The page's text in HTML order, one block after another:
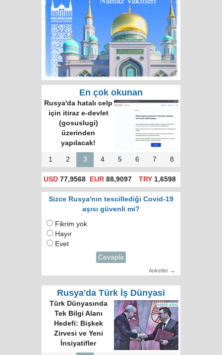
En çok okunan
Rusya'da hatalı celp
için itiraz e-devlet
(gosuslugi)
üzerinden
yapılacak!
1 2 3 4 5 6 7 8
USD 77,9568 EUR 88,9097 TRY1,6598
Sizce Rusya'nın tescillediği Covid-19
aşısı güvenli mi?
Fikrim yok
Hayır
Evet
Cevapla
Anketler →
Rusya'da Türk İş Dünyasi
Türk Dünyasında
Tek Bilgi Alanı
Hedefi: Bişkek
Zirvesi ve Yeni
İnsiyatifler